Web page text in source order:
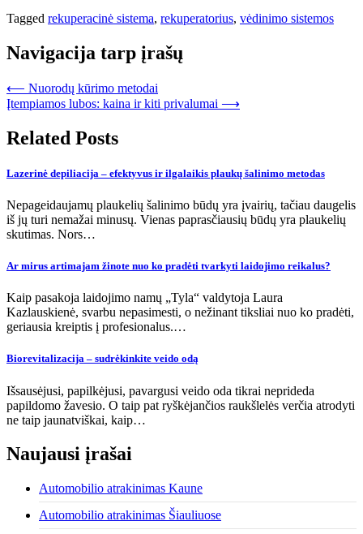
Tagged rekuperacinė sistema, rekuperatorius, vėdinimo sistemos
Navigacija tarp įrašų
⟵ Nuorodų kūrimo metodai
Įtempiamos lubos: kaina ir kiti privalumai ⟶
Related Posts
Lazerinė depiliacija – efektyvus ir ilgalaikis plaukų šalinimo metodas
Nepageidaujamų plaukelių šalinimo būdų yra įvairių, tačiau daugelis
iš jų turi nemažai minusų. Vienas paprasčiausių būdų yra plaukelių
skutimas. Nors…
Ar mirus artimajam žinote nuo ko pradėti tvarkyti laidojimo reikalus?
Kaip pasakoja laidojimo namų „Tyla“ valdytoja Laura
Kazlauskienė, svarbu nepasimesti, o nežinant tiksliai nuo ko pradėti,
geriausia kreiptis į profesionalus.…
Biorevitalizacija – sudrėkinkite veido odą
Išsausėjusi, papilkėjusi, pavargusi veido oda tikrai neprideda
papildomo žavesio. O taip pat ryškėjančios raukšlelės verčia atrodyti
ne taip jaunatviškai, kaip…
Naujausi įrašai
Automobilio atrakinimas Kaune
Automobilio atrakinimas Šiauliuose